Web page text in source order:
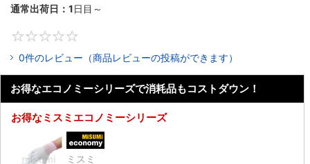
通常出荷日： 1日目～
0件のレビュー（商品レビューの投稿ができます）
お得なエコノミーシリーズで消耗品もコストダウン！
お得なミスミエコノミーシリーズ
ミスミ